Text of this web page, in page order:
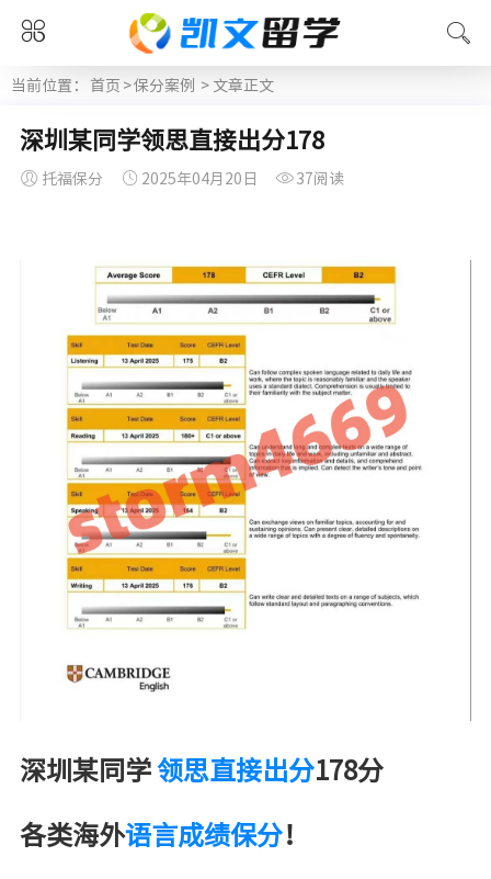
当前位置： 首页 >保分案例 > 文章正文
深圳某同学领思直接出分178
托福保分 2025年04月20日 37阅读
深圳某同学 领思直接出分178分
各类海外语言成绩保分！